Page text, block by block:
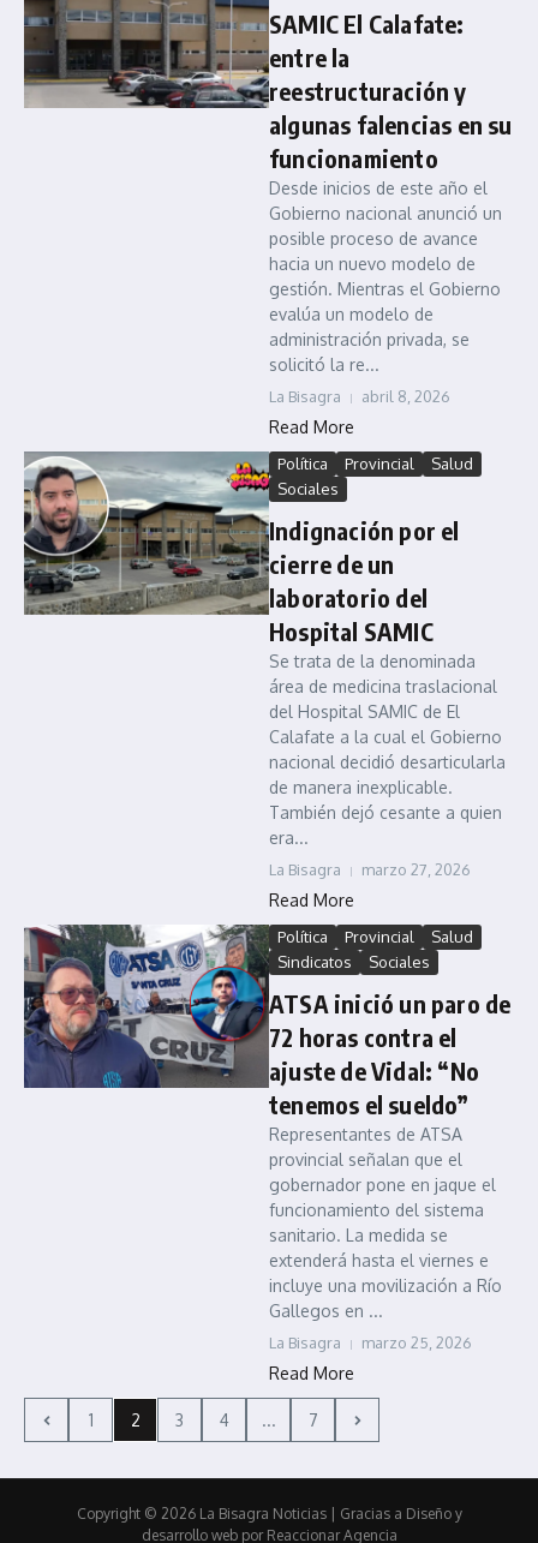
SAMIC El Calafate:
entre la
reestructuración y
algunas falencias en su
funcionamiento
Desde inicios de este año el
Gobierno nacional anunció un
posible proceso de avance
hacia un nuevo modelo de
gestión. Mientras el Gobierno
evalúa un modelo de
administración privada, se
solicitó la re...
La Bisagra abril 8, 2026
Read More
Política Provincial
Salud
Sociales
Indignación por el
cierre de un
laboratorio del
Hospital SAMIC
Se trata de la denominada
área de medicina traslacional
del Hospital SAMIC de El
Calafate a la cual el Gobierno
nacional decidió desarticularla
de manera inexplicable.
También dejó cesante a quien
era...
La Bisagra marzo 27, 2026
Read More
Política Provincial
Salud
Sindicatos
Sociales
ATSA inició un paro de
72 horas contra el
ajuste de Vidal: “No
tenemos el sueldo”
Representantes de ATSA
provincial señalan que el
gobernador pone en jaque el
funcionamiento del sistema
sanitario. La medida se
extenderá hasta el viernes e
incluye una movilización a Río
Gallegos en ...
La Bisagra marzo 25, 2026
Read More
1 2 3 4 ... 7
Copyright © 2026 La Bisagra Noticias | Gracias a